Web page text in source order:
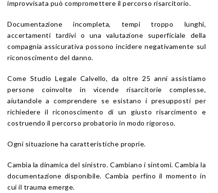
improvvisata può compromettere il percorso risarcitorio.
Documentazione incompleta, tempi troppo lunghi,
accertamenti tardivi o una valutazione superficiale della
compagnia assicurativa possono incidere negativamente sul
riconoscimento del danno.
Come Studio Legale Calvello, da oltre 25 anni assistiamo
persone coinvolte in vicende risarcitorie complesse,
aiutandole a comprendere se esistano i presupposti per
richiedere il riconoscimento di un giusto risarcimento e
costruendo il percorso probatorio in modo rigoroso.
Ogni situazione ha caratteristiche proprie.
Cambia la dinamica del sinistro. Cambiano i sintomi. Cambia la
documentazione disponibile. Cambia perfino il momento in
cui il trauma emerge.